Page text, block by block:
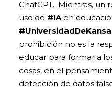
ChatGPT. Mientras, un
uso de #IAen
prohibición no es la
educar para formar a
cosas, en el
detección de datos